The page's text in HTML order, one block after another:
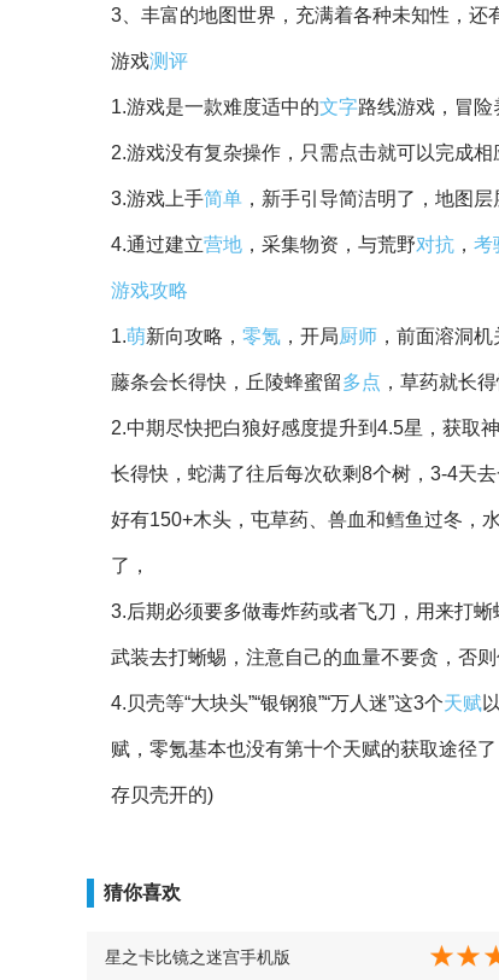
3、丰富的地图世界，充满着各种未知性，还
游戏测评
1.游戏是一款难度适中的文字路线游戏，冒险
2.游戏没有复杂操作，只需点击就可以完成相
3.游戏上手简单 ，新手引导简洁明了，地图
4.通过建立营地 ，采集物资，与荒野对抗 ， 考
游戏攻略
1.萌新向攻略， 零氪 ，开局厨师 ，前面溶洞
藤条会长得快，丘陵蜂蜜留多点 ，草药就长
2.中期尽快把白狼好感度提升到4.5星，获取
长得快，蛇满了往后每次砍剩8个树，3-4天
好有150+木头，屯草药、兽血和鳕鱼过冬，
了，
3.后期必须要多做毒炸药或者飞刀，用来打
武装去打蜥蜴，注意自己的血量不要贪，否
4.贝壳等“大块头”“银钢狼”“万人迷”这3个天赋
赋，零氪基本也没有第十个天赋的获取途径
存贝壳开的)
猜你喜欢
星之卡比镜之迷宫手机版